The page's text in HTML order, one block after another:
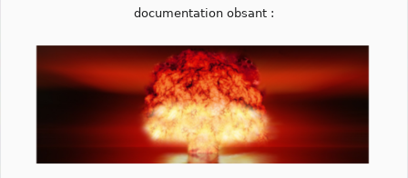
documentation obsant :